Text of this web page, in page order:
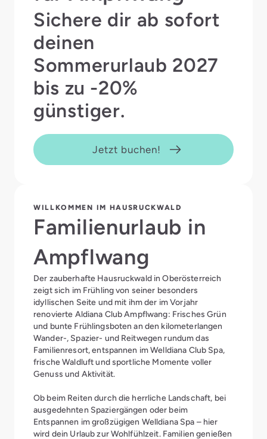
Sichere dir ab sofort
deinen
Sommerurlaub 2027
bis zu -20%
günstiger.
Jetzt buchen!
WILLKOMMEN IM HAUSRUCKWALD
Familienurlaub in
Ampflwang
Der zauberhafte Hausruckwald in Oberösterreich
zeigt sich im Frühling von seiner besonders
idyllischen Seite und mit ihm der im Vorjahr
renovierte Aldiana Club Ampflwang: Frisches Grün
und bunte Frühlingsboten an den kilometerlangen
Wander-, Spazier- und Reitwegen rundum das
Familienresort, entspannen im Welldiana Club Spa,
frische Waldluft und sportliche Momente voller
Genuss und Aktivität.
Ob beim Reiten durch die herrliche Landschaft, bei
ausgedehnten Spaziergängen oder beim
Entspannen im großzügigen Welldiana Spa – hier
wird dein Urlaub zur Wohlfühlzeit. Familien genießen